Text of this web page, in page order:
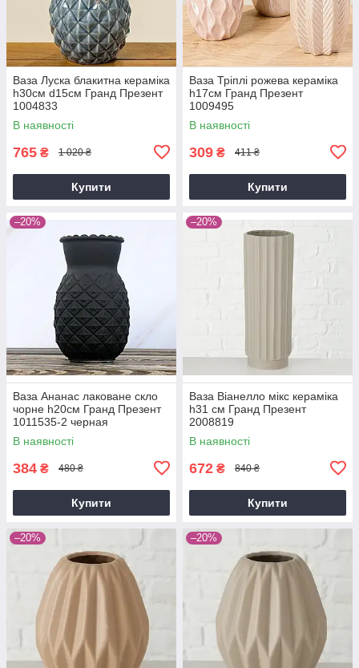
Ваза Луска блакитна кераміка
h30см d15см Гранд Презент
1004833
В наявності
765 ₴ 1 020 ₴
Купити
Ваза Тріплі рожева кераміка
h17см Гранд Презент
1009495
В наявності
309 ₴ 411 ₴
Купити
–20%
Ваза Ананас лаковане скло
чорне h20см Гранд Презент
1011535-2 черная
В наявності
384 ₴ 480 ₴
Купити
–20%
Ваза Віанелло мікс кераміка
h31 см Гранд Презент
2008819
В наявності
672 ₴ 840 ₴
Купити
–20% –20%